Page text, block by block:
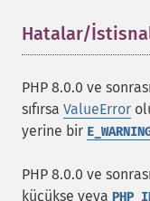
Hatalar/
PHP 8.0.0 ve
sıfırsa ValueError
yerine bir
PHP 8.0.0 ve
küçükse veya